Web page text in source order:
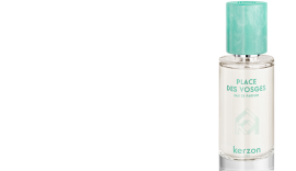
Подробнее
В корзину